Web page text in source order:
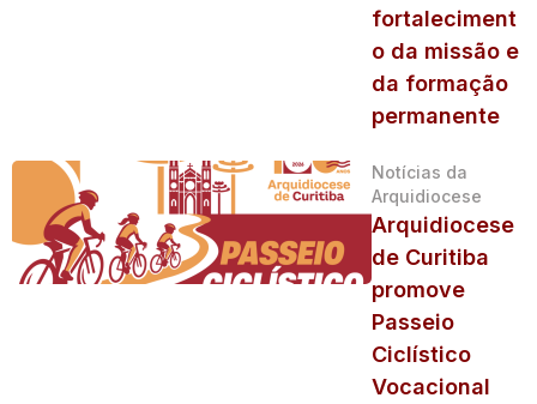
fortaleciment
o da missão e
da formação
permanente
Notícias da
Arquidiocese
Arquidiocese
de Curitiba
promove
Passeio
Ciclístico
Vocacional